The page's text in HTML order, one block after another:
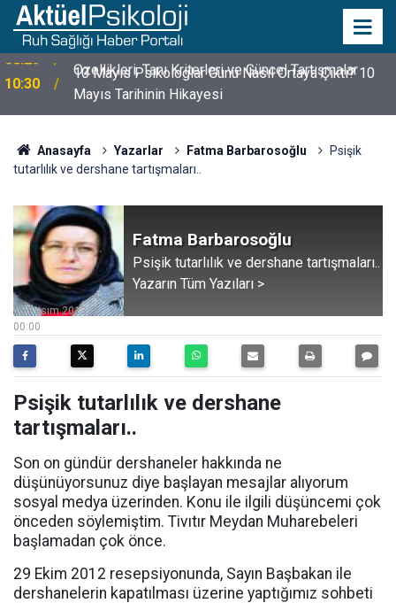
10:30
10 Mayıs Psikologlar Günü Nasıl Ortaya Çıktı? 10
Mayıs Tarihinin Hikayesi
Anasayfa Yazarlar Fatma Barbarosoğlu
Psişik
tutarlılık ve dershane tartışmaları..
Fatma Barbarosoğlu
Psişik tutarlılık ve dershane tartışmaları..
Yazarın Tüm Yazıları >
00:00
25 Kasım 2013
Psişik tutarlılık ve dershane
tartışmaları..
Son on gündür dershaneler hakkında ne
düşünüyorsunuz diye başlayan mesajlar alıyorum
sosyal medya üzerinden. Konu ile ilgili düşüncemi çok
önceden söylemiştim. Tivıtır Meydan Muharebeleri
başlamadan çok önce.
29 Ekim 2012 resepsiyonunda, Sayın Başbakan ile
dershanelerin kapatılması üzerine yaptığımız sohbeti